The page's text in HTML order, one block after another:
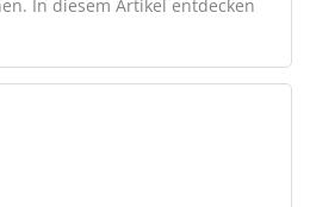
In diesem Artikel entdecken